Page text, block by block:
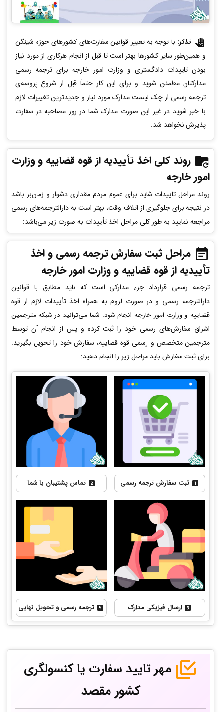
تذکر: با توجه به تغییر قوانین سفارت‌های کشورهای حوزه شینگن
و همین‌طور سایر کشورها بهتر است تا قبل از انجام هرکاری از مورد نیاز
بودن تاییدات دادگستری و وزارت امور خارجه برای ترجمه رسمی
مدارکتان مطمئن شوید و برای این کار حتماً قبل از شروع پروسه‌ی
ترجمه رسمی از چک لیست مدارک مورد نیاز و جدیدترین تغییرات لازم
با خبر شوید در غیر این صورت مدارک شما در روز مصاحبه در سفارت
پذیرش نخواهد شد.
روند کلی اخذ تأییدیه از قوه قضاییه و وزارت
امور خارجه
روند مراحل تاییدات شاید برای عموم مردم مقداری دشوار و زمان‌بر باشد
در نتیجه برای جلوگیری از اتلاف وقت، بهتر است به دارالترجمه‌های رسمی
مراجعه نمایید به طور کلی مراحل اخذ تأییدات به صورت زیر می‌باشد:
مراحل ثبت سفارش ترجمه رسمی و اخذ
تأییدیه از قوه قضاییه و وزارت امور خارجه
ترجمه رسمی قرارداد جزء مدارکی است که باید مطابق با قوانین
دارالترجمه رسمی و در صورت لزوم به همراه اخذ تأییدات لازم از قوه
قضاییه و وزارت امور خارجه انجام شود. شما می‌توانید در شبکه مترجمین
اشراق سفارش‌های رسمی خود را ثبت کرده و پس از انجام آن توسط
مترجمین متخصص و رسمی قوه قضاییه، سفارش خود را تحویل بگیرید.
برای ثبت سفارش باید مراحل زیر را انجام دهید:
ثبت سفارش ترجمه رسمی تماس پشتیبان با شما
ارسال فیزیکی مدارک ترجمه رسمی و تحویل نهایی
مهر تایید سفارت یا کنسولگری
کشور مقصد